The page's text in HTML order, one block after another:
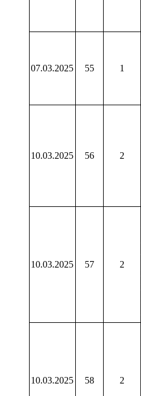
07.03.2025 55 1
10.03.2025 56 2
10.03.2025 57 2
10.03.2025 58 2